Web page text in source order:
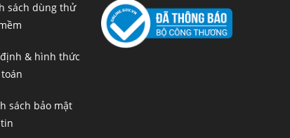
sách dùng thử
& hình thức
sách bảo mật